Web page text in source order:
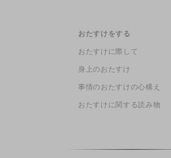
おたすけをする
おたすけに際して
身上のおたすけ
事情のおたすけの心構え
おたすけに関する読み物